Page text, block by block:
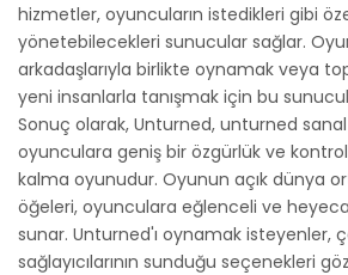
hizmetler, oyuncuların istedikleri gibi
yönetebilecekleri sunucular sağlar.
arkadaşlarıyla birlikte oynamak veya
yeni insanlarla tanışmak için bu
Sonuç olarak, Unturned, unturned
oyunculara geniş bir özgürlük ve
kalma oyunudur. Oyunun açık dünya
öğeleri, oyunculara eğlenceli ve
sunar. Unturned'ı oynamak isteyenler,
sağlayıcılarının sunduğu seçenekleri